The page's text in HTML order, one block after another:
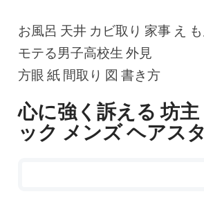
お風呂 天井 カビ取り 家事 え
モテる男子高校生 外見
方眼 紙 間取り 図 書き方
心に強く訴える 坊主
ック メンズ ヘアス